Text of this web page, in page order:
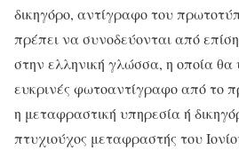
δικηγόρο, αντίγραφο του
πρέπει να συνοδεύονται από
στην ελληνική γλώσσα, η οποία
ευκρινές φωτοαντίγραφο από το
η μεταφραστική υπηρεσία ή
πτυχιούχος μεταφραστής του